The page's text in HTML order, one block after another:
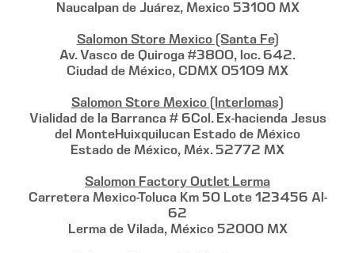
Naucalpan de Juárez, Mexico 53100 MX
Salomon Store Mexico (Santa Fe)
Av. Vasco de Quiroga #3800, loc. 642.
Ciudad de México, CDMX 05109 MX
Salomon Store Mexico (Interlomas)
Vialidad de la Barranca # 6Col. Ex-hacienda Jesus
del MonteHuixquilucan Estado de México
Estado de México, Méx. 52772 MX
Salomon Factory Outlet Lerma
Carretera Mexico-Toluca Km 50 Lote 123456 Al-
62
Lerma de Vilada, México 52000 MX